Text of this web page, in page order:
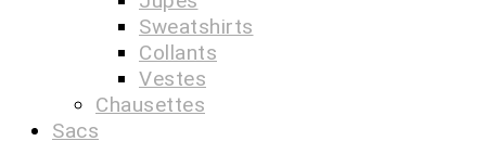
Sweatshirts
Collants
Vestes
Chausettes
Sacs